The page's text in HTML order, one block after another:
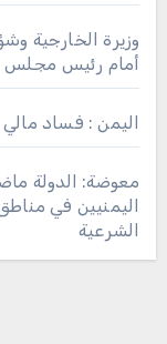
وزيرة الخارجية
أمام رئيس مجلس
اليمن : فساد
معوضة: الدولة
اليمنيين في
الشرعية